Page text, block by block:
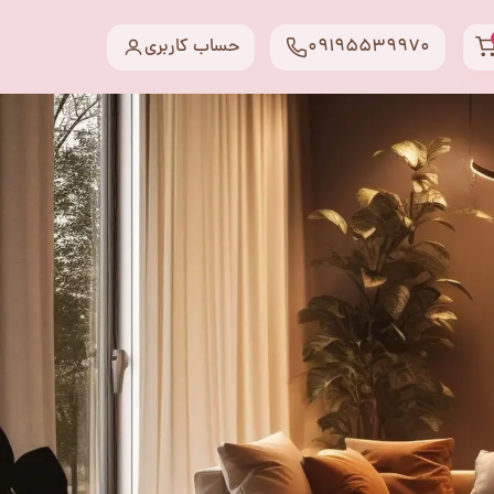
حساب کاربری 09195539970